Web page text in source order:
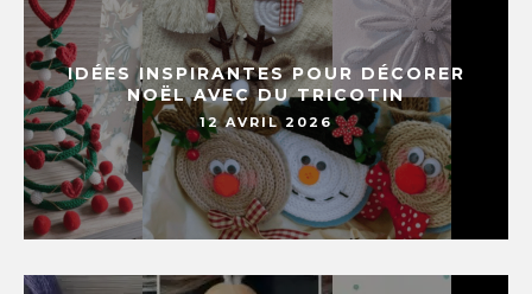
IDÉES INSPIRANTES POUR DÉCORER
NOËL AVEC DU TRICOTIN
12 AVRIL 2026